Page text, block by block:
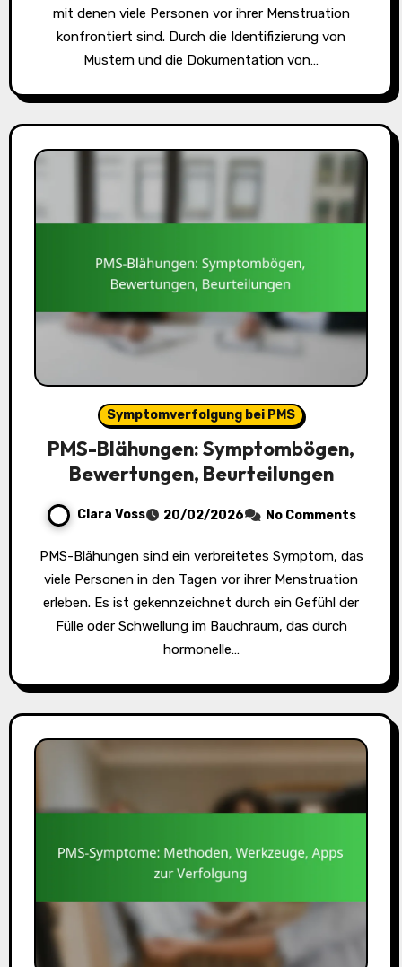
mit denen viele Personen vor ihrer Menstruation
konfrontiert sind. Durch die Identifizierung von
Mustern und die Dokumentation von…
Symptomverfolgung bei PMS
PMS-Blähungen: Symptombögen,
Bewertungen, Beurteilungen
Clara Voss 20/02/2026 No Comments
PMS-Blähungen sind ein verbreitetes Symptom, das
viele Personen in den Tagen vor ihrer Menstruation
erleben. Es ist gekennzeichnet durch ein Gefühl der
Fülle oder Schwellung im Bauchraum, das durch
hormonelle…